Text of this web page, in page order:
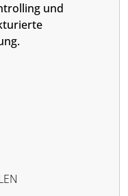
und